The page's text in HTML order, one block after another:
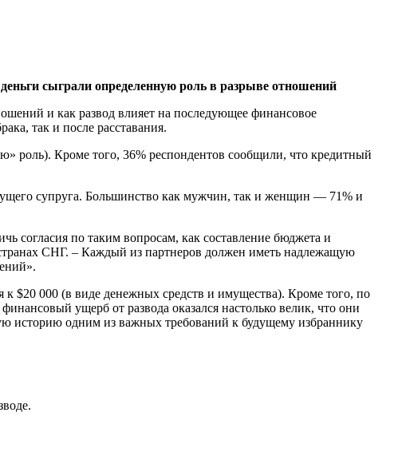
сыграли определенную роль в разрыве отношений
и как развод влияет на последующее финансовое
так и после расставания.
роль). Кроме того, 36% респондентов сообщили, что кредитный
супруга. Большинство как мужчин, так и женщин — 71% и
согласия по таким вопросам, как составление бюджета и
СНГ. – Каждый из партнеров должен иметь надлежащую
$20 000 (в виде денежных средств и имущества). Кроме того, по
ущерб от развода оказался настолько велик, что они
историю одним из важных требований к будущему избраннику